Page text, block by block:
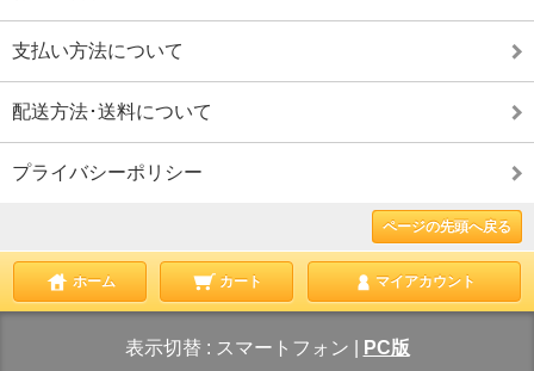
支払い方法について
配送方法･送料について
プライバシーポリシー
ページの先頭へ戻る
ホーム カート マイアカウント
表示切替 : スマートフォン PC版